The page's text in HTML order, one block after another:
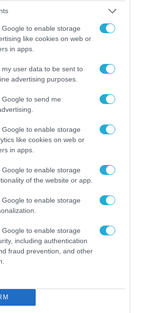
Google to enable storage
like cookies on web or
in apps.
my user data to be sent to
advertising purposes.
to send me
Google to enable storage
like cookies on web or
in apps.
Google to enable storage
of the website or app.
Google to enable storage
Google to enable storage
including authentication
fraud prevention, and other
κίνηση πλοίων από την Μαύρη
Η «αιχμηρή» ανάρτηση
τατουάζ (φωτο)